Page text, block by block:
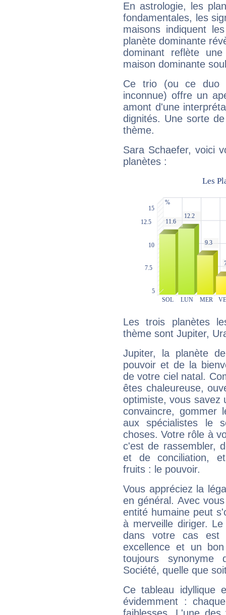
En astrologie, les
fondamentales, les
maisons indiquent
planète dominante
dominant reflète
maison dominante
Ce trio (ou ce duo
inconnue) offre un
amont d'une
dignités. Une sorte
thème.
Sara Schaefer, voici
planètes :
Les trois planètes
thème sont Jupiter,
Jupiter, la planète
pouvoir et de la
de votre ciel natal.
êtes chaleureuse,
optimiste, vous savez
convaincre, gommer
aux spécialistes le
choses. Votre rôle à
c'est de rassembler,
et de conciliation,
fruits : le pouvoir.
Vous appréciez la
en général. Avec
entité humaine peut
à merveille diriger.
dans votre cas est
excellence et un
toujours synonyme
Société, quelle que
Ce tableau idyllique
évidemment :